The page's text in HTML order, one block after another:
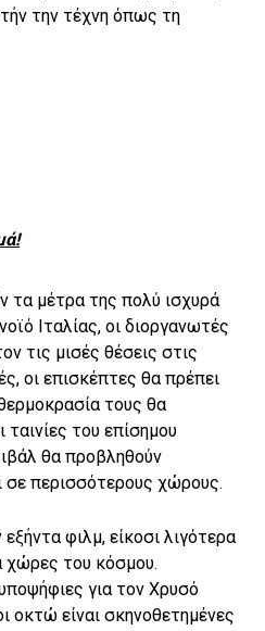
την τέχνη όπως τη
τα μέτρα της πολύ ισχυρά
Ιταλίας, οι διοργανωτές
τις μισές θέσεις στις
οι επισκέπτες θα πρέπει
τους θα
του επίσημου
θα προβληθούν
σε περισσότερους χώρους.
φιλμ, είκοσι λιγότερα
χώρες του κόσμου.
για τον Χρυσό
οκτώ είναι σκηνοθετημένες